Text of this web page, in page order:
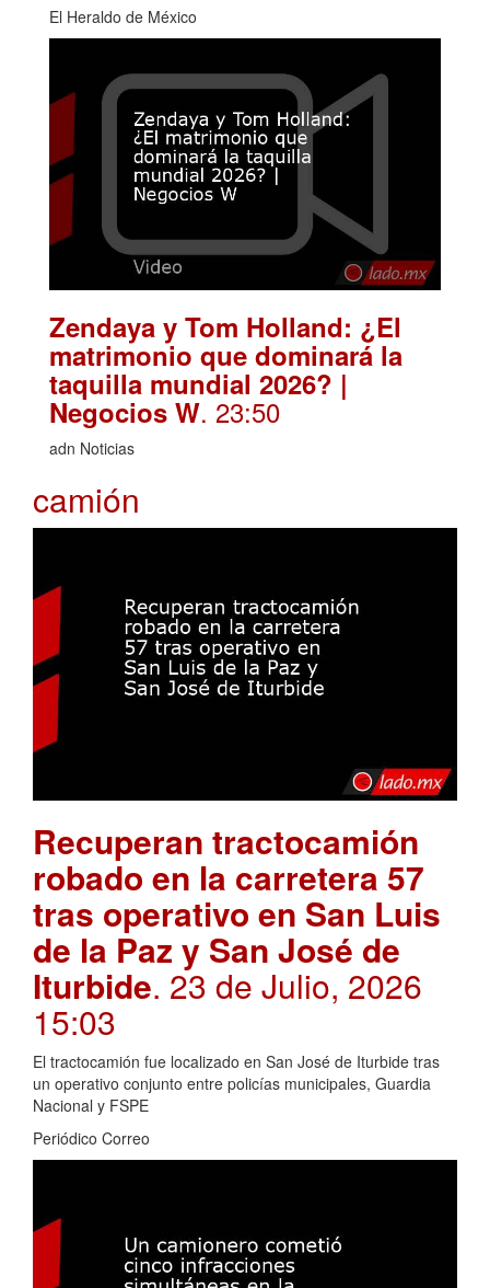
El Heraldo de México
Zendaya y Tom Holland: ¿El
matrimonio que dominará la
taquilla mundial 2026? |
Negocios W. 23:50
adn Noticias
camión
Recuperan tractocamión
robado en la carretera 57
tras operativo en San Luis
de la Paz y San José de
Iturbide. 23 de Julio, 2026
15:03
El tractocamión fue localizado en San José de Iturbide tras
un operativo conjunto entre policías municipales, Guardia
Nacional y FSPE
Periódico Correo